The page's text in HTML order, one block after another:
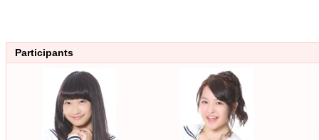
Participants